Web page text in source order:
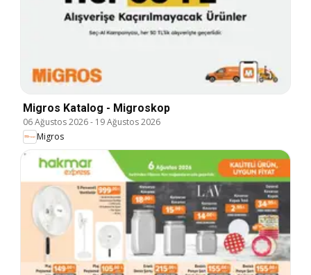
Migros Katalog - Migroskop
06 Ağustos 2026- 19 Ağustos 2026
Migros